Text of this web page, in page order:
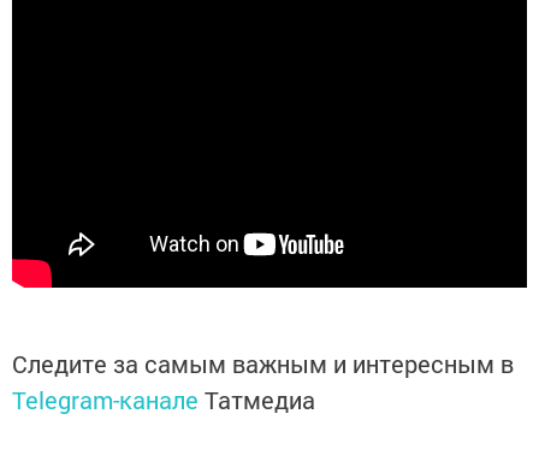
Следите за самым важным и интересным в
Telegram-канале Татмедиа